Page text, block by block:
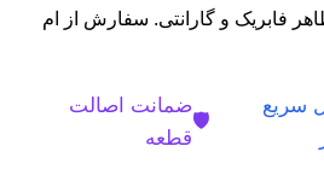
فابریک و گارانتی. سفارش از ام
سریع
🛡️
ضمانت اصالت
قطعه